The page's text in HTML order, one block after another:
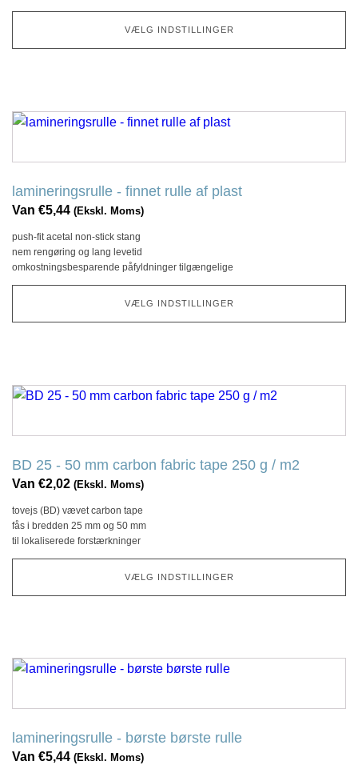
VÆLG INDSTILLINGER
produktsiden
lamineringsrulle - finnet rulle af plast
Van €5,44 (Ekskl. Moms)
push-fit acetal non-stick stang
nem rengøring og lang levetid
omkostningsbesparende påfyldninger tilgængelige
VÆLG INDSTILLINGER
Dette
har
variationer.
mulighed
kan
produktsiden
BD 25 - 50 mm carbon fabric tape 250 g / m2
Van €2,02 (Ekskl. Moms)
tovejs (BD) vævet carbon tape
fås i bredden 25 mm og 50 mm
til lokaliserede forstærkninger
VÆLG INDSTILLINGER
Dette
har
variationer.
mulighed
kan
produktsiden
lamineringsrulle - børste børste rulle
Van €5,44 (Ekskl. Moms)
Dette
har
variationer.